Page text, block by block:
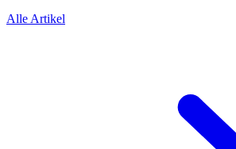
Alle Artikel